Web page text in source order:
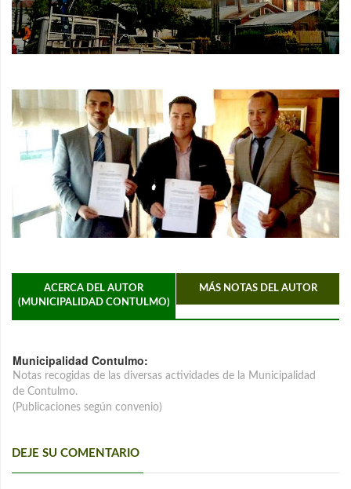
ACERCA DEL AUTOR
(MUNICIPALIDAD CONTULMO)
MÁS NOTAS DEL AUTOR
Municipalidad Contulmo:
Notas recogidas de las diversas actividades de la Municipalidad
de Contulmo.
(Publicaciones según convenio)
DEJE SU COMENTARIO